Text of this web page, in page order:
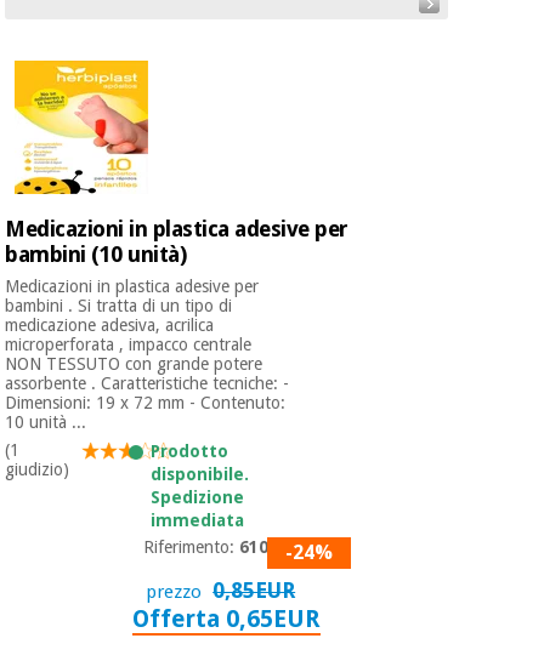
Offerte
Outlet
Tech
Academy
Medicina
tradizionale
cinese
Mobili
clinici
Armadi
terapeutici
Materiale
essenziale
per la
protezione
dei
coronavirus
Notizia
Offerte
Outlet
Fisaude
Tech
Academy
Attrezzature
mediche
Medicina
tradizionale
cinese
Mobili
clinici
Armadi
terapeutici
Medicazioni in plastica adesive per
bambini (10 unità)
Medicazioni in plastica adesive per
bambini . Si tratta di un tipo di
medicazione adesiva, acrilica
microperforata , impacco centrale
NON TESSUTO con grande potere
assorbente . Caratteristiche tecniche: -
Dimensioni: 19 x 72 mm - Contenuto:
10 unità ...
(1
giudizio)
Prodotto
disponibile.
Spedizione
immediata
Riferimento: 6101.6-24%
prezzo 0,85EUR
Offerta 0,65EUR